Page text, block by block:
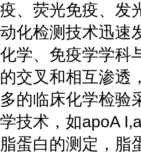
疫、荧光免疫、发
动化检测技术迅速
化学、免疫学学科
的交叉和相互渗透
多的临床化学检验
学技术，如apoA
脂蛋白的测定，脂